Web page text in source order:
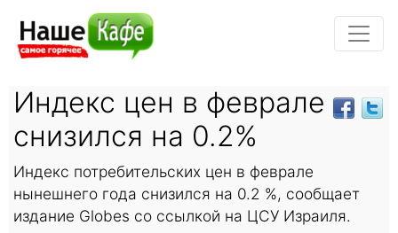
Индекс цен в феврале
снизился на 0.2%
Индекс потребительских цен в феврале
нынешнего года снизился на 0.2 %, сообщает
издание Globes со ссылкой на ЦСУ Израиля.